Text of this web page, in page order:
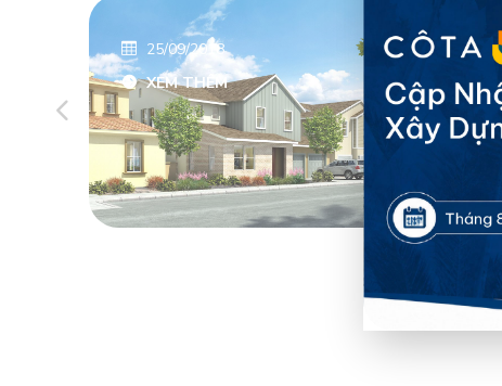
25/09/2018
XEM THÊM